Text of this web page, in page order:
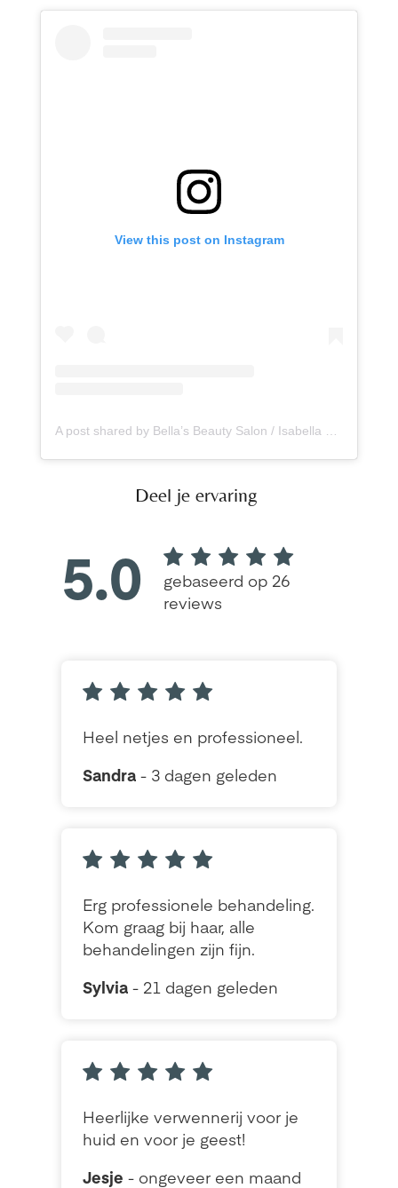
View this post on Instagram
A post shared by Bella’s Beauty Salon / Isabella Smits (@bella.sbeautysalon)
Deel je ervaring